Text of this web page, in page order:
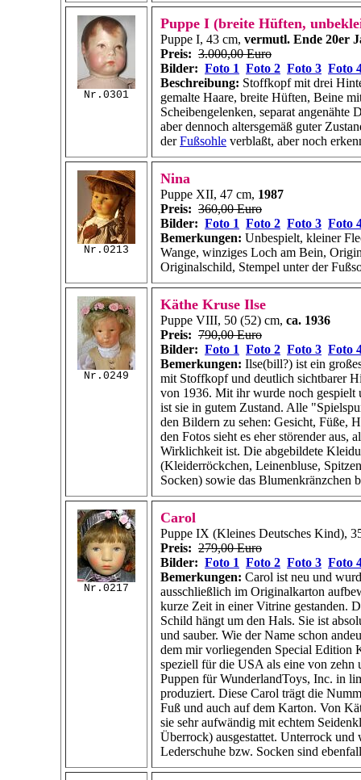
Nr.0301
Puppe I (breite Hüften,
Puppe I, 43 cm, vermutl. Ende 20er
Preis: 3.000,00 Euro
Bilder: Foto 1 Foto 2 Foto 3 Foto
Beschreibung: Stoffkopf mit drei
gemalte Haare, breite Hüften, Beine
Scheibengelenken, separat angenähte
aber dennoch altersgemäß guter
derFußsohle verblaßt, aber noch
Nr.0213
Nina
Puppe XII, 47 cm, 1987
Preis: 360,00 Euro
Bilder: Foto 1 Foto 2 Foto 3 Foto
Bemerkungen: Unbespielt, kleiner
Wange, winziges Loch am Bein,
Originalschild, Stempel unter der
Nr.0249
Käthe Kruse Ilse
Puppe VIII, 50 (52) cm, ca. 1936
Preis: 790,00 Euro
Bilder: Foto 1 Foto 2 Foto 3 Foto
Bemerkungen: Ilse(bill?) ist ein
mit Stoffkopf und deutlich sichtbarer
von 1936. Mit ihr wurde noch gespielt
ist sie in gutem Zustand. Alle
den Bildern zu sehen: Gesicht, Füße,
den Fotos sieht es eher störender aus,
Wirklichkeit ist. Die abgebildete
(Kleiderröckchen, Leinenbluse,
Socken) sowie das Blumenkränzchen
Nr.0217
Carol
Puppe IX (Kleines Deutsches Kind),
Preis: 279,00 Euro
Bilder: Foto 1 Foto 2 Foto 3 Foto
Bemerkungen: Carol ist neu und
ausschließlich im Originalkarton
kurze Zeit in einer Vitrine gestanden.
Schild hängt um den Hals. Sie ist
und sauber. Wie der Name schon
dem mir vorliegenden Special Edition
speziell für die USA als eine von zehn
Puppen für WunderlandToys, Inc. in
produziert. Diese Carol trägt die
Fuß und auch auf dem Karton. Von
sie sehr aufwändig mit echtem
Überrock) ausgestattet. Unterrock und
Lederschuhe bzw. Socken sind